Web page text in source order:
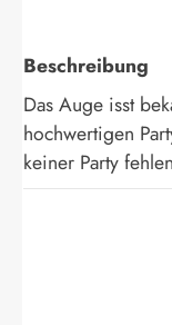
Beschreibung
Das Auge isst
hochwertigen
keiner Party